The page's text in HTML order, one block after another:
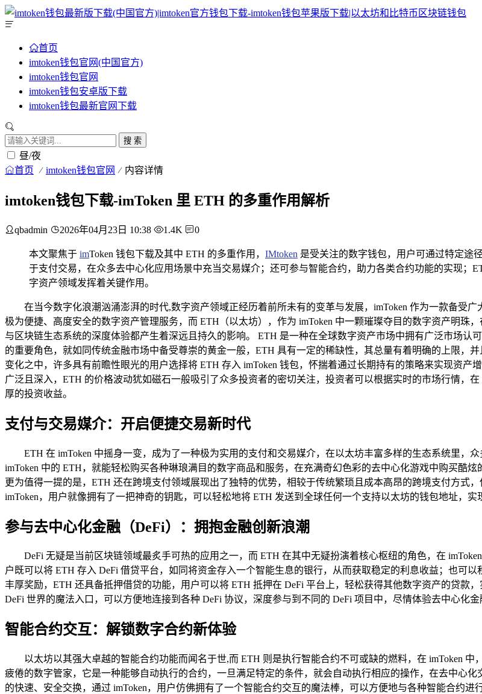
首页
imtoken钱包官网(中国官方)
imtoken钱包官网
imtoken钱包安卓版下载
imtoken钱包最新官网下载
搜 索
昼/夜
首页 imtoken钱包官网 内容详情
imtoken钱包下载-imToken 里 ETH 的多重作用解析
qbadmin 2026年04月23日 10:38 1.4K 0
本文聚焦于 imToken 钱包下载及其中 ETH 的多重作用， IMtoken 是受关注的数字钱包，用户可通过特定途
于支付交易，在众多去中心化应用场景中充当交易媒介；还可参与智能合约，助力各类合约功能的实现；
字资产领域发挥着关键作用。
在当今数字化浪潮汹涌澎湃的时代,数字资产领域正经历着前所未有的变革与发展，imToken 作为一款备受
极为便捷、高度安全的数字资产管理服务，而 ETH（以太坊），作为 imToken 中一颗璀璨夺目的数字资产明珠
与区块链生态系统的深度体验都产生着深远且持久的影响。 ETH 是一种在全球数字资产市场中拥有广泛市场认
的重要角色，就如同传统金融市场中备受尊崇的黄金一般，ETH 具有一定的稀缺性，其总量有着明确的上限，
变化之中，许多具有前瞻性眼光的用户选择将 ETH 存入 imToken 钱包，怀揣着通过长期持有的策略来实现资
广泛且深入，ETH 的价格波动犹如磁石一般吸引了众多投资者的密切关注，投资者可以根据实时的市场行情，
厚的投资收益。
支付与交易媒介：开启便捷交易新时代
ETH 在 imToken 中摇身一变，成为了一种极为实用的支付和交易媒介，在以太坊丰富多样的生态系统里，
imToken 中的 ETH，就能轻松购买各种琳琅满目的数字商品和服务，在充满奇幻色彩的去中心化游戏中购买酷
更为值得一提的是，ETH 还在跨境支付领域展现出了独特的优势，相较于传统繁琐且成本高昂的跨境支付方式
imToken，用户就像拥有了一把神奇的钥匙，可以轻松地将 ETH 发送到全球任何一个支持以太坊的钱包地址，
参与去中心化金融（DeFi）：拥抱金融创新浪潮
DeFi 无疑是当前区块链领域最炙手可热的应用之一，而 ETH 在其中无疑扮演着核心枢纽的角色，在
户既可以将 ETH 存入 DeFi 借贷平台，如同将资金存入一个智能生息的银行，从而获取稳定的利息收益；也可
丰厚奖励，ETH 还具备抵押借贷的功能，用户可以将 ETH 抵押在 DeFi 平台上，轻松获得其他数字资产的贷款
DeFi 世界的魔法入口，可以方便地连接到各种 DeFi 协议，深度参与到不同的 DeFi 项目中，尽情体验去中心化金
智能合约交互：解锁数字合约新体验
以太坊以其强大卓越的智能合约功能而闻名于世,而 ETH 则是执行智能合约不可或缺的燃料，在 imToken
疲倦的数字管家，它是一种能够自动执行的合约，一旦满足特定的条件，就会自动执行相应的操作，在去中心
的快速、安全交换，通过 imToken，用户仿佛拥有了一个智能合约交互的魔法棒，可以方便地与各种智能合约